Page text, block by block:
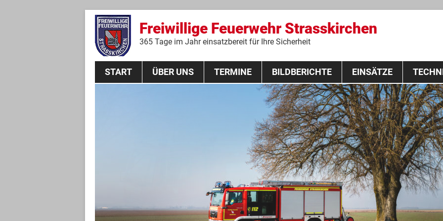
Freiwillige Feuerwehr Strasskirchen
365 Tage im Jahr einsatzbereit für Ihre Sicherheit
Zum
springen
START ÜBER UNS TERMINE
THL Lehrgang 2020
BILDBERICHTE EINSÄTZE
Fahrzeuge
Ausrüstung